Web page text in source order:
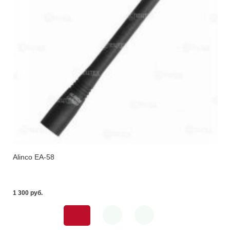
Alinco EA-58
1 300 pуб.